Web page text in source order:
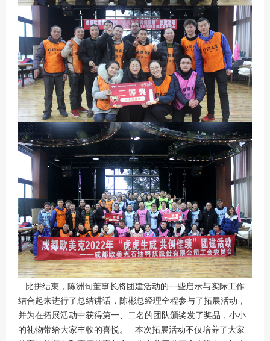
比拼结束，陈洲旬董事长将团建活动的一些启示与实际工作
结合起来进行了总结讲话，陈彬总经理全程参与了拓展活动，
并为在拓展活动中获得第一、二名的团队颁奖发了奖品，小小
的礼物带给大家丰收的喜悦。 本次拓展活动不仅培养了大家